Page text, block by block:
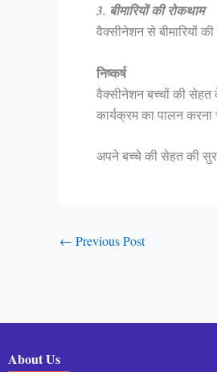
3. बीमारियों की रोकथाम
वैक्सीनेशन से बीमारियों
निष्कर्ष
वैक्सीनेशन बच्चों की सेहत
कार्यक्रम का पालन
अपने बच्चे की सेहत की
← Previous Post
About Us